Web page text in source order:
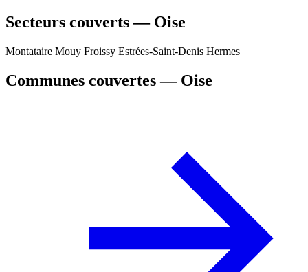
Secteurs couverts — Oise
Montataire Mouy Froissy Estrées-Saint-Denis Hermes
Communes couvertes — Oise